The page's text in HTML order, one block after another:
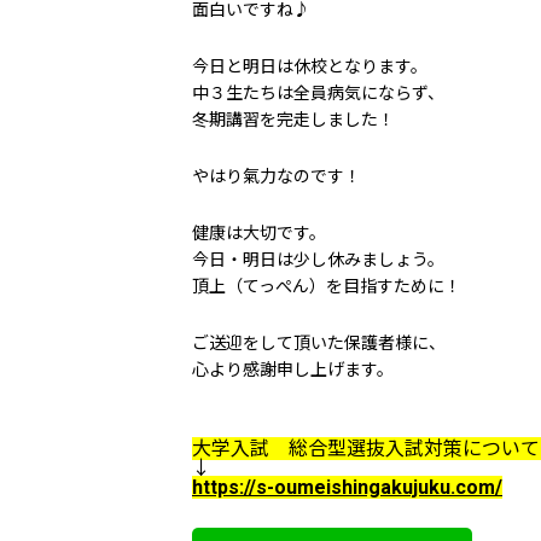
面白いですね♪
今日と明日は休校となります。
中３生たちは全員病気にならず、
冬期講習を完走しました！
やはり氣力なのです！
健康は大切です。
今日・明日は少し休みましょう。
頂上（てっぺん）を目指すために！
ご送迎をして頂いた保護者様に、
心より感謝申し上げます。
大学入試 総合型選抜入試対策につい
↓
https://s-oumeishingakujuku.com/